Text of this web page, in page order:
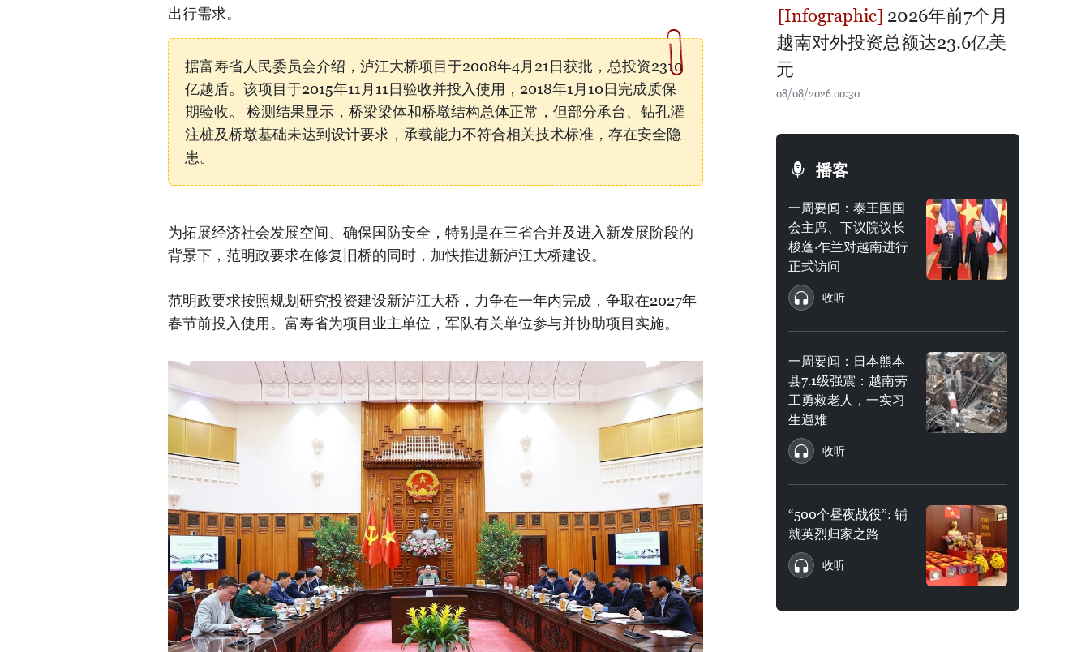
出行需求。
据富寿省人民委员会介绍，泸江大桥项目于2008年4月21日获批，总投资2310
亿越盾。该项目于2015年11月11日验收并投入使用，2018年1月10日完成质保
期验收。 检测结果显示，桥梁梁体和桥墩结构总体正常，但部分承台、钻孔灌
注桩及桥墩基础未达到设计要求，承载能力不符合相关技术标准，存在安全隐
患。
为拓展经济社会发展空间、确保国防安全，特别是在三省合并及进入新发展阶段的
背景下，范明政要求在修复旧桥的同时，加快推进新泸江大桥建设。
范明政要求按照规划研究投资建设新泸江大桥，力争在一年内完成，争取在2027年
春节前投入使用。富寿省为项目业主单位，军队有关单位参与并协助项目实施。
2026年前7个月
越南对外投资总额达23.6亿美
元
08/08/2026 00:30
播客
一周要闻：泰王国国
会主席、下议院议长
梭蓬·乍兰对越南进行
正式访问
收听
一周要闻：日本熊本
县7.1级强震：越南劳
工勇救老人，一实习
生遇难
收听
“500个昼夜战役”: 铺
就英烈归家之路
收听